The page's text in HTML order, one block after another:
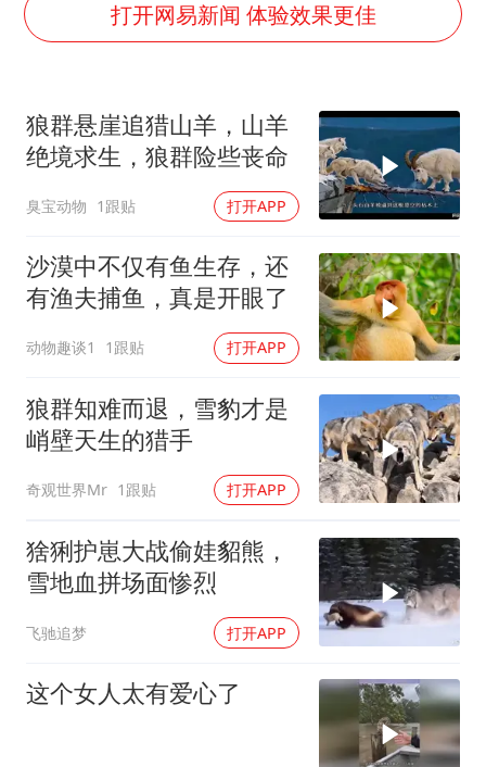
老挝国会主席赛宋蓬逝世
郑丽文：台湾从来没有“独立”过
黄金牛市回来了吗
乐享全民健身 共筑健康中国
打开网易新闻 体验效果更佳
狼群悬崖追猎山羊，山羊
绝境求生，狼群险些丧命
臭宝动物 1跟贴 打开APP
沙漠中不仅有鱼生存，还
有渔夫捕鱼，真是开眼了
动物趣谈1 1跟贴 打开APP
狼群知难而退，雪豹才是
峭壁天生的猎手
奇观世界Mr 1跟贴 打开APP
猞猁护崽大战偷娃貂熊，
雪地血拼场面惨烈
飞驰追梦 打开APP
这个女人太有爱心了